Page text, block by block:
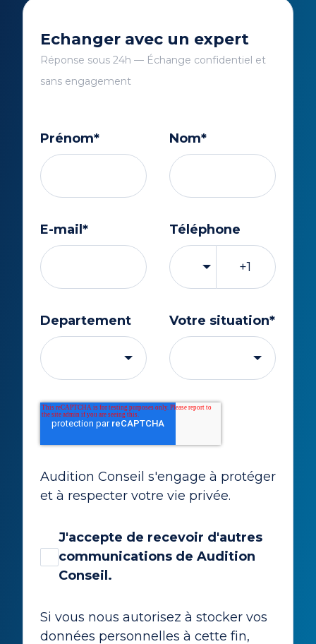
Echanger avec un expert
Réponse sous 24h — Échange confidentiel et
sans engagement
Prénom* Nom*
E-mail * Téléphone
Departement Votre situation*
Audition Conseil s'engage à protéger
et à respecter votre vie privée.
J'accepte de recevoir d'autres
communications de Audition
Conseil.
Si vous nous autorisez à stocker vos
données personnelles à cette fin,